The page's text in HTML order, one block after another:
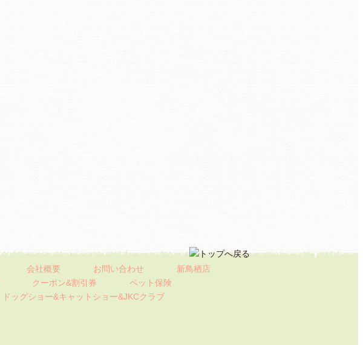
会社概要 お問い合わせ
新鳥栖店
クーポン&割引券
ペット保険
ドッグショー&キャット ショー&JKCクラブ